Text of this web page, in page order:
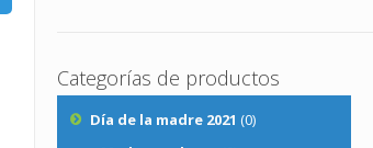
Categorías de productos
Día de la madre 2021 (0)